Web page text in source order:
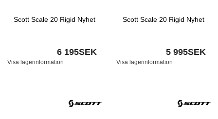
Scott Scale 20 Rigid Nyhet
6 195SEK
Visa lagerinformation
Scott Scale 20 Rigid Nyhet
5 995SEK
Visa lagerinformation